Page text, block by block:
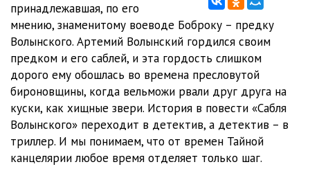
Sablya 13
Sablya 14 13:50
Sablya 15
принадлежавшая, по его
мнению, знаменитому воеводе Боброку – предку
Волынского. Артемий Волынский гордился своим
предком и его саблей, и эта гордость слишком
дорого ему обошлась во времена пресловутой
бироновщины, когда вельможи рвали друг друга на
куски, как хищные звери. История в повести «Сабля
Волынского» переходит в детектив, а детектив – в
триллер. И мы понимаем, что от времен Тайной
канцелярии любое время отделяет только шаг.